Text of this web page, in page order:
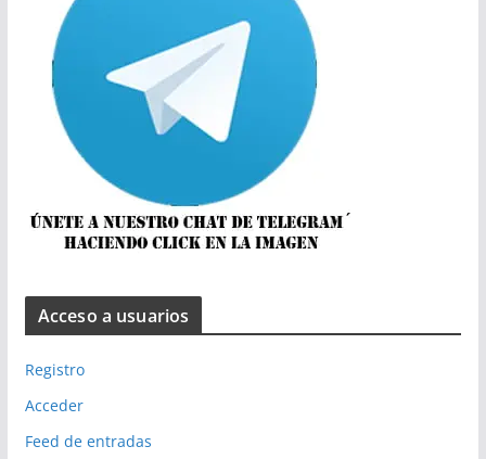
Acceso a usuarios
Registro
Acceder
Feed de entradas